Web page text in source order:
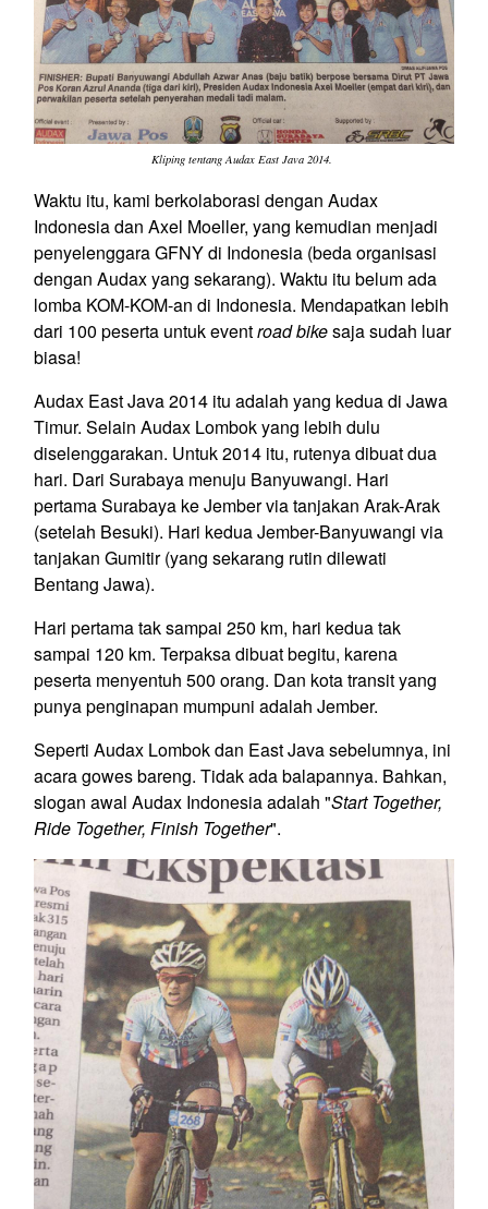
Kliping tentang Audax East Java 2014.
Waktu itu, kami berkolaborasi dengan Audax
Indonesia dan Axel Moeller, yang kemudian menjadi
penyelenggara GFNY di Indonesia (beda organisasi
dengan Audax yang sekarang). Waktu itu belum ada
lomba KOM-KOM-an di Indonesia. Mendapatkan lebih
dari 100 peserta untuk eventroad bikesaja sudah luar
biasa!
Audax East Java 2014 itu adalah yang kedua di Jawa
Timur. Selain Audax Lombok yang lebih dulu
diselenggarakan. Untuk 2014 itu, rutenya dibuat dua
hari. Dari Surabaya menuju Banyuwangi. Hari
pertama Surabaya ke Jember via tanjakan Arak-Arak
(setelah Besuki). Hari kedua Jember-Banyuwangi via
tanjakan Gumitir (yang sekarang rutin dilewati
Bentang Jawa).
Hari pertama tak sampai 250 km, hari kedua tak
sampai 120 km. Terpaksa dibuat begitu, karena
peserta menyentuh 500 orang. Dan kota transit yang
punya penginapan mumpuni adalah Jember.
Seperti Audax Lombok dan East Java sebelumnya, ini
acara gowes bareng. Tidak ada balapannya. Bahkan,
slogan awal Audax Indonesia adalah "Start Together,
Ride Together, Finish Together".